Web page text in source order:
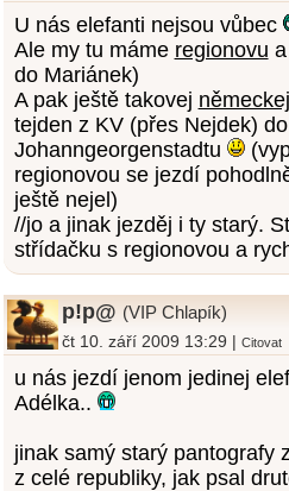
U nás elefanti nejsou vůbec
Ale my tu máme regionovu a
do Mariánek)
A pak ještě takovej německej
tejden z KV (přes Nejdek)
Johanngeorgenstadtu
regionovou se jezdí
ještě nejel)
//jo a jinak jezděj i ty starý.
střídačku s regionovou a
p!p@ (VIP Chlapík)
čt 10. září 2009 13:29 |Citovat
u nás jezdí jenom jedinej
Adélka..
jinak samý starý pantografy
z celé republiky, jak psal